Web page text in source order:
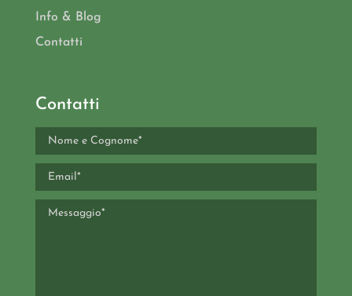
Info & Blog
Contatti
Contatti